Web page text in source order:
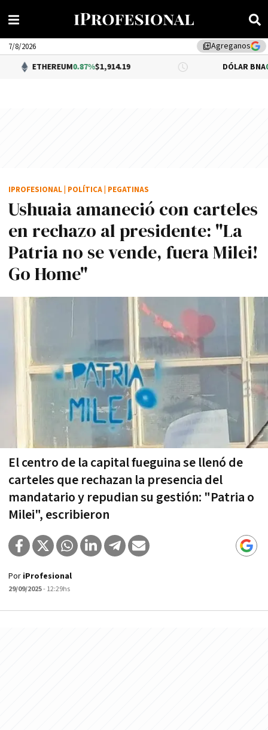
library_addAgreganos
7/8/2026
0.87%$1,914.19 DÓLAR BNA 0.34%
Ushuaia amaneció con carteles
en rechazo al presidente: "La
Patria no se vende, fuera Milei!
Go Home"
El centro de la capital fueguina se llenó de
carteles que rechazan la presencia del
mandatario y repudian su gestión: "Patria o
Milei", escribieron
IPROFESIONAL POLÍTICA PEGATINAS
Por iProfesional
29/09/2025- 12:29hs